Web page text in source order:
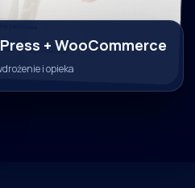
+ WooCommerce
i opieka